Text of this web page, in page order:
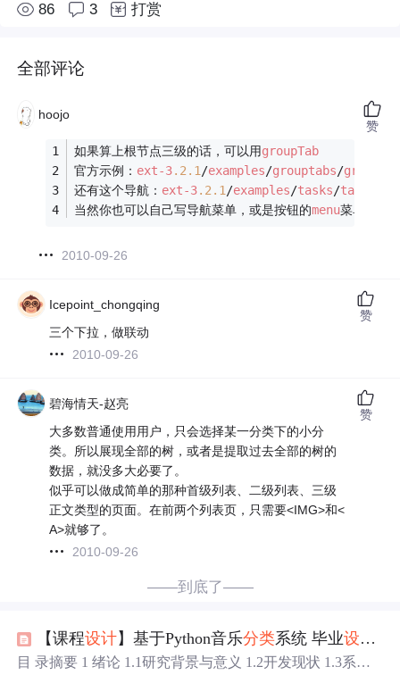
86 3 打赏
全部评论
hoojo
如果算上根节点三级的话，可以用groupTab
官方示例： ext-3.2. 1/examples/grouptabs/
还有这个导航： ext-3.2. 1/examples/tasks/tasks
当然你也可以自己写导航菜单，或是按钮的menu菜单
2010-09-26
赞
Icepoint_chongqing
三个下拉，做联动
2010-09-26
赞
碧海情天-赵亮
大多数普通使用用户，只会选择某一分类下的小分
类。所以展现全部的树，或者是提取过去全部的树的
数据，就没多大必要了。
似乎可以做成简单的那种首级列表、二级列表、三级
正文类型的页面。在前两个列表页，只需要<IMG>和<
A>就够了。
2010-09-26
赞
——到底了——
【课程设计】基于Python音乐分类系统 毕业设计
目 录摘要 1 绪论 1.1研究背景与意义 1.2开发现状 1.3系统